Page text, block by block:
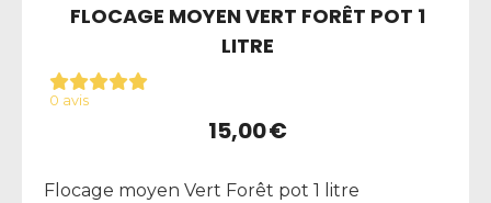
FLOCAGE MOYEN VERT FORÊT POT 1
LITRE
0 avis
15,00€
Flocage moyen Vert Forêt pot 1 litre